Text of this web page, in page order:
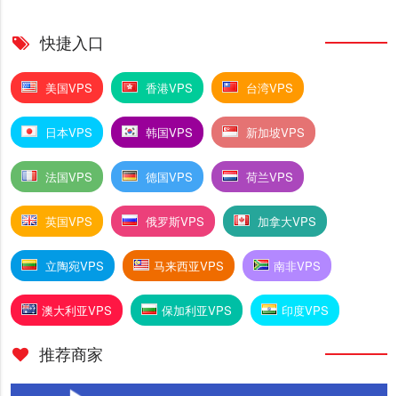
快捷入口
美国VPS 香港VPS 台湾VPS
日本VPS 韩国VPS 新加坡VPS
法国VPS 德国VPS 荷兰VPS
英国VPS 俄罗斯VPS 加拿大VPS
立陶宛VPS 马来西亚VPS 南非VPS
澳大利亚VPS 保加利亚VPS 印度VPS
推荐商家